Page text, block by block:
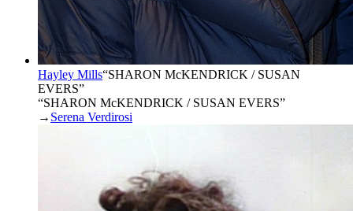
Hayley Mills“SHARON McKENDRICK / SUSAN
EVERS”
“SHARON McKENDRICK / SUSAN EVERS”
→ Serena Verdirosi